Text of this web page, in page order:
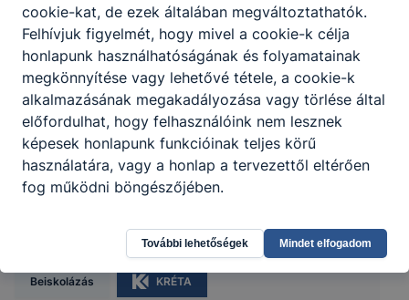
BMSZC Trefort Ágoston Két Tanítási
Nyelvű Technikum
1191 Budapest, Kossuth tér 12.
Beiskolázás KRÉTA
cookie-kat, de ezek általában megváltoztathatók.
Felhívjuk figyelmét, hogy mivel a cookie-k célja
honlapunk használhatóságának és folyamatainak
megkönnyítése vagy lehetővé tétele, a cookie-k
alkalmazásának megakadályozása vagy törlése által
előfordulhat, hogy felhasználóink nem lesznek
képesek honlapunk funkcióinak teljes körű
használatára, vagy a honlap a tervezettől eltérően
fog működni böngészőjében.
További lehetőségek Mindet elfogadom